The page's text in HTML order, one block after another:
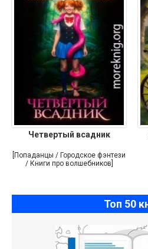
Четвертый всадник
[Попаданцы / Городское фэнтези
/ Книги про волшебников]
Топ 50